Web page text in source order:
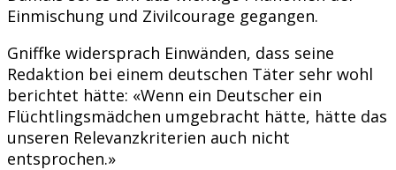
Einmischung und Zivilcourage gegangen.
Gniffke widersprach Einwänden, dass seine
Redaktion bei einem deutschen Täter sehr wohl
berichtet hätte: «Wenn ein Deutscher ein
Flüchtlingsmädchen umgebracht hätte, hätte das
unseren Relevanzkriterien auch nicht
entsprochen.»